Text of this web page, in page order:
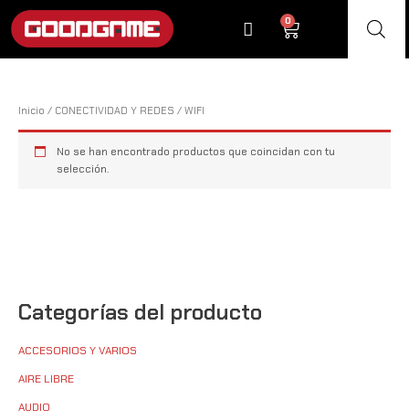
contenido
0
Cart
Categorías del producto
ACCESORIOS Y VARIOS
AIRE LIBRE
AUDIO
Inicio / CONECTIVIDAD Y REDES / WIFI
No se han encontrado productos que coincidan con tu
selección.